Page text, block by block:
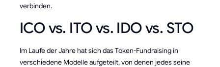
verbinden.
ICO vs. ITO vs. IDO vs. STO
Im Laufe der Jahre hat sich das Token-Fundraising in
verschiedene Modelle aufgeteilt, von denen jedes seine